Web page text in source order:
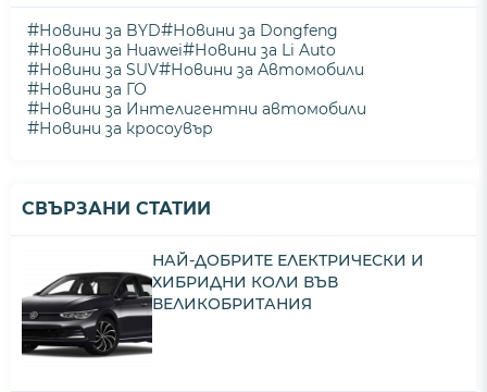
#Новини за BYD#Новини за Dongfeng
#Новини за Huawei#Новини за Li Auto
#Новини за SUV#Новини за Автомобили
#Новини за ГО
#Новини за Интелигентни автомобили
#Новини за кросоувър
СВЪРЗАНИ СТАТИИ
НАЙ-ДОБРИТЕ ЕЛЕКТРИЧЕСКИ И
ХИБРИДНИ КОЛИ ВЪВ
ВЕЛИКОБРИТАНИЯ